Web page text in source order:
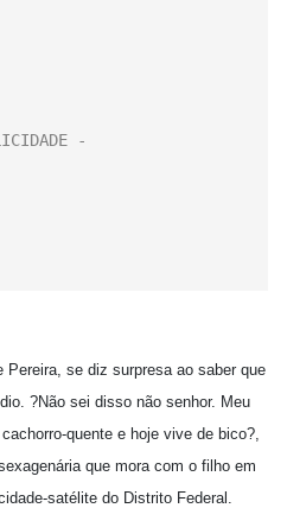
Pereira, se diz surpresa ao saber que
?Não sei disso não senhor. Meu
quente e hoje vive de bico?,
que mora com o filho em
satélite do Distrito Federal.